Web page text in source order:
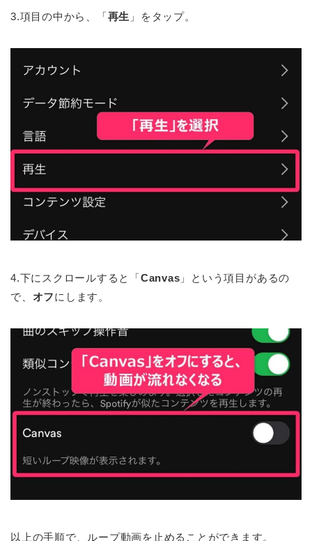
3.項目の中から、「再生 」をタップ。
4.下にスクロールすると「Canvas 」という項目があるの
で、 オフにします。
以上の手順で、ループ動画を止めることができます。